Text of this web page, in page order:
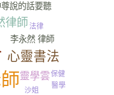
心靈書法
律師
靈學雲
說的話要聽
李永然 律師
保健
沙姐
醫學
法律